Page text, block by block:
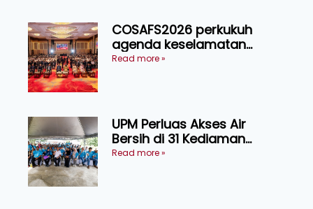
COSAFS2026 perkukuh
agenda keselamatan
makanan, AgriHub pacu
Read more »
UPM Perluas Akses Air
Bersih di 31 Kediaman
Orang Asli Tasik Chini
Read more »